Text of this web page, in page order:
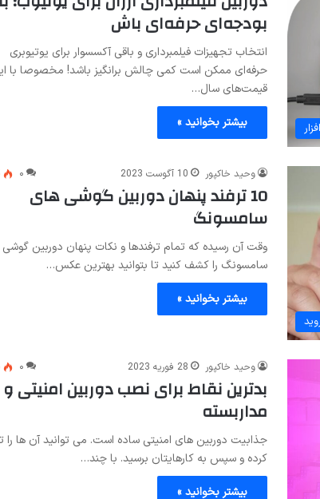
بودجه‌ای حرفه‌ای باش
انتخاب تجهیزات فیلمبرداری و باقی آکسسوار برای یوتیوبری
حرفه‌ای ممکن است کمی چالش برانگیز باشد! مخصوصا با
قیمت‌های سال…
بیشتر بخوانید »
وحید خاکپور 10 آگوست 2023 ۰
10 ترفند پنهان دوربین گوشی های
سامسونگ
وقت آن رسیده که تمام ترفندها و نکات پنهان دوربین
سامسونگ را کشف کنید تا بتوانید بهترین عکس…
بیشتر بخوانید »
وحید خاکپور 28 فوریه 2023 ۰
بدترین نقاط برای نصب دوربین امنیتی و
مداربسته
جذابیت دوربین های امنیتی ساده است. می توانید آن ها را
کرده و سپس به کارهایتان برسید. با چند…
بیشتر بخوانید »